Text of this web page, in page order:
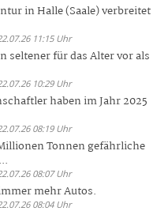
in Halle (Saale) verbreitet
11:15 Uhr
seltener für das Alter vor als
10:29 Uhr
haben im Jahr 2025
08:19 Uhr
Tonnen gefährliche
08:07 Uhr
mehr Autos.
08:04 Uhr